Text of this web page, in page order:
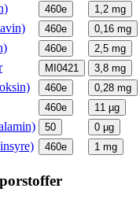
460e 1,2 mg
460e 0,16 mg
460e 2,5 mg
MI0421 3,8 mg
460e 0,28 mg
460e 11 µg
50 0 µg
460e 1 mg